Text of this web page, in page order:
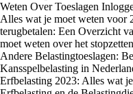
Weten Over Toeslagen
Alles wat je moet weten voor
terugbetalen: Een Overzicht
moet weten over het
Andere Belastingtoeslagen:
Kansspelbelasting in
Erfbelasting 2023: Alles wat